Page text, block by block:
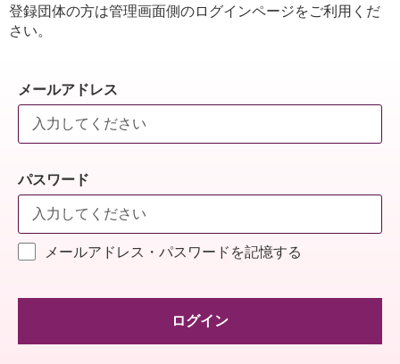
登録団体の方は管理画面側のログインページをご利用くだ
さい。
メールアドレス
パスワード
メールアドレス・パスワードを記憶する
ログイン